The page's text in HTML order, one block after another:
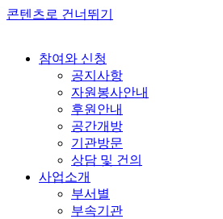
콘텐츠로 건너뛰기
참여와 신청
공지사항
자원봉사안내
후원안내
공간개방
기관방문
상담 및 건의
사업소개
부서별
부속기관